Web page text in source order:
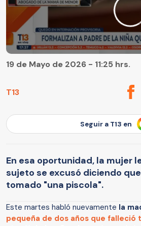
T13
19 de Mayo de 2026 - 11:25 hrs.
Seguir a T13 en
En esa oportunidad, la mujer
sujeto se excusó diciendo
tomado "una piscola".
Este martes habló nuevamente la
pequeña de dos años que falleció